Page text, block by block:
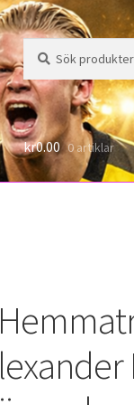
Sök
efter:
Sök
kr0.00 0 artiklar